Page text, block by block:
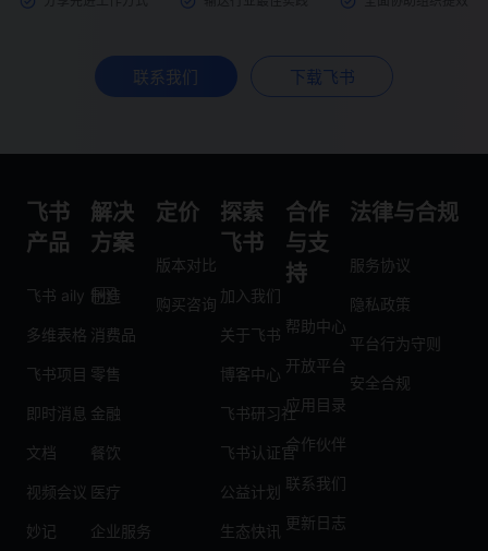
联系我们 下载飞书
飞书
产品
飞书 aily
多维表格
飞书项目
即时消息
文档
视频会议
妙记
解决
方案
制造
消费品
零售
金融
餐饮
医疗
企业服务
定价
版本对比
购买咨询
探索
飞书
加入我们
关于飞书
博客中心
飞书研习社
飞书认证官
公益计划
生态快讯
合作
与支
持
帮助中心
开放平台
应用目录
合作伙伴
联系我们
更新日志
法律与合规
服务协议
隐私政策
平台行为守则
安全合规